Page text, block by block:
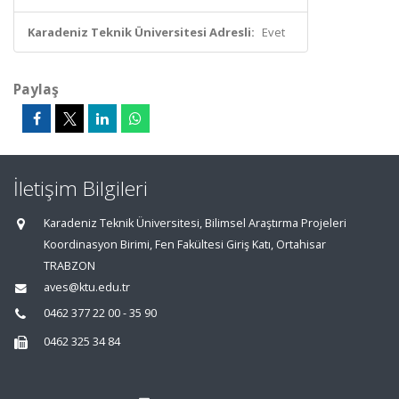
Karadeniz Teknik Üniversitesi Adresli: Evet
Paylaş
İletişim Bilgileri
Karadeniz Teknik Üniversitesi, Bilimsel Araştırma Projeleri
Koordinasyon Birimi, Fen Fakültesi Giriş Katı, Ortahisar
TRABZON
aves@ktu.edu.tr
0462 377 22 00 - 35 90
0462 325 34 84